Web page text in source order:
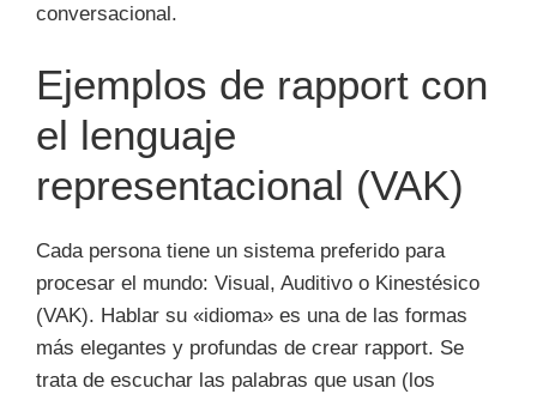
conversacional.
Ejemplos de rapport con
el lenguaje
representacional (VAK)
Cada persona tiene un sistema preferido para
procesar el mundo: Visual, Auditivo o Kinestésico
(VAK). Hablar su «idioma» es una de las formas
más elegantes y profundas de crear rapport. Se
trata de escuchar las palabras que usan (los